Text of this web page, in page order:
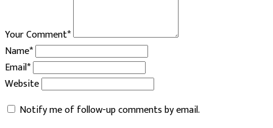
Your Comment*
Name*
Email*
Website
Notify me of follow-up comments by email.